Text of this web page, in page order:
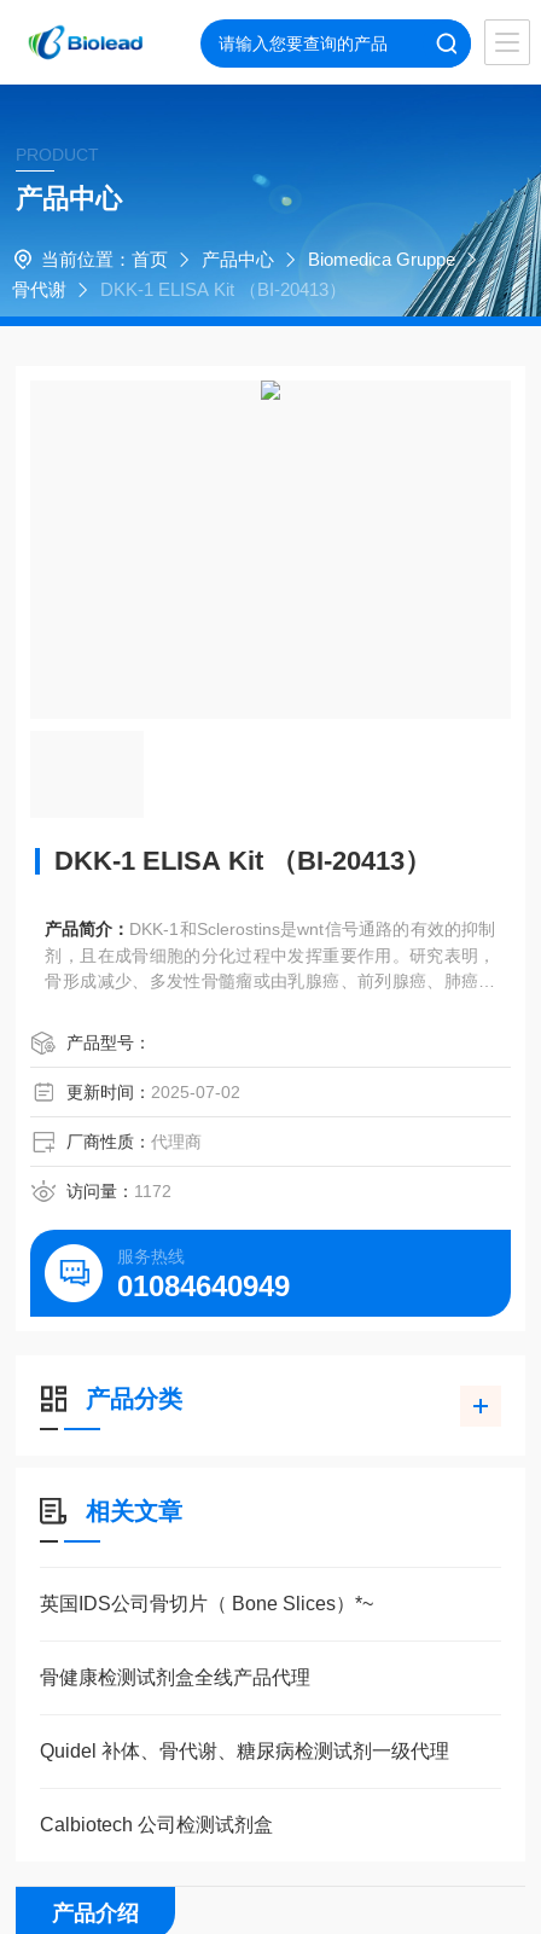
PRODUCT
产品中心
当前位置： 首页 产品中心
Biomedica Gruppe
骨代谢
DKK-1 ELISA Kit （BI-20413）
DKK-1 ELISA Kit （BI-20413）
产品简介： DKK-1和Sclerostins是wnt信号通路的有效的抑制
剂，且在成骨细胞的分化过程中发挥重要作用。研究表明，
骨形成减少、多发性骨髓瘤或由乳腺癌、前列腺癌、肺癌或
SA Kit （BI-20413）用于定量检测人样本中的DKK-1含量。
产品型号：
更新时间： 2025-07-02
厂商性质：代理商
访问量： 1172
服务热线
01084640949
产品分类
相关文章
英国IDS公司骨切片（ Bone Slices）*~
骨健康检测试剂盒全线产品代理
Quidel 补体、骨代谢、糖尿病检测试剂一级代理
Calbiotech 公司检测试剂盒
产品介绍